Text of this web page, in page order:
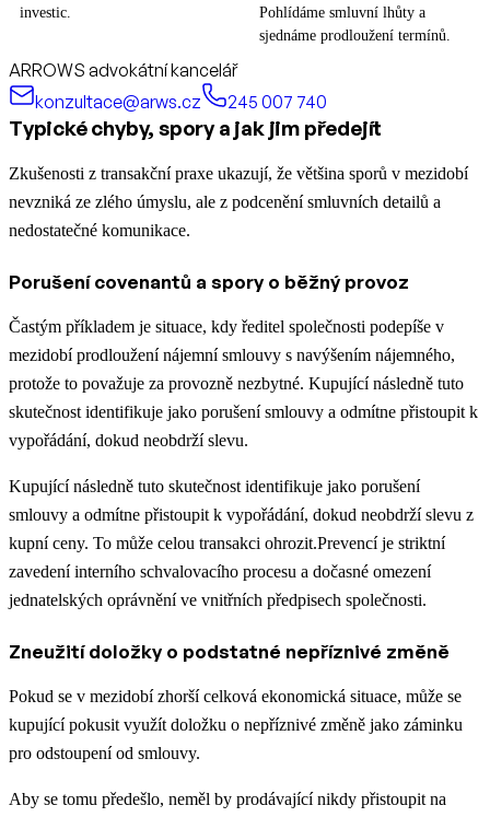
investic.
Pohlídáme smluvní lhůty a
sjednáme prodloužení termínů.
ARROWS advokátní kancelář
konzultace@arws.cz
245 007 740
Typické chyby, spory a jak jim předejít
Zkušenosti z transakční praxe ukazují, že většina sporů v mezidobí
nevzniká ze zlého úmyslu, ale z podcenění smluvních detailů a
nedostatečné komunikace.
Porušení covenantů a spory o běžný provoz
Častým příkladem je situace, kdy ředitel společnosti podepíše v
mezidobí prodloužení nájemní smlouvy s navýšením nájemného,
protože to považuje za provozně nezbytné. Kupující následně tuto
skutečnost identifikuje jako porušení smlouvy a odmítne přistoupit k
vypořádání, dokud neobdrží slevu.
Kupující následně tuto skutečnost identifikuje jako porušení
smlouvy a odmítne přistoupit k vypořádání, dokud neobdrží slevu z
kupní ceny. To může celou transakci ohrozit.Prevencí je striktní
zavedení interního schvalovacího procesu a dočasné omezení
jednatelských oprávnění ve vnitřních předpisech společnosti.
Zneužití doložky o podstatné nepříznivé změně
Pokud se v mezidobí zhorší celková ekonomická situace, může se
kupující pokusit využít doložku o nepříznivé změně jako záminku
pro odstoupení od smlouvy.
Aby se tomu předešlo, neměl by prodávající nikdy přistoupit na